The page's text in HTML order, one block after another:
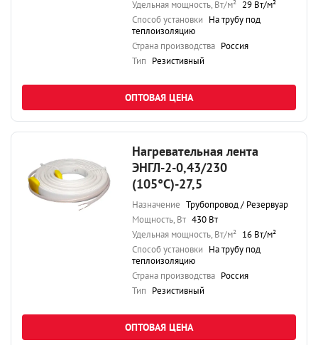
Удельная мощность, Вт/м² 29 Вт/м²
Способ установки На трубу под
теплоизоляцию
Страна производства Россия
Тип Резистивный
ОПТОВАЯ ЦЕНА
Нагревательная лента
ЭНГЛ-2-0,43/230
(105°С)-27,5
Назначение Трубопровод / Резервуар
Мощность, Вт 430 Вт
Удельная мощность, Вт/м² 16 Вт/м²
Способ установки На трубу под
теплоизоляцию
Страна производства Россия
Тип Резистивный
ОПТОВАЯ ЦЕНА